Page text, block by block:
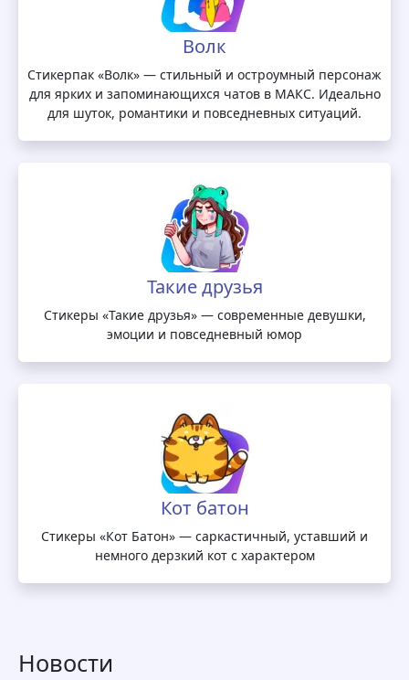
Волк
Стикерпак «Волк» — стильный и остроумный персонаж
для ярких и запоминающихся чатов в МАКС. Идеально
для шуток, романтики и повседневных ситуаций.
Такие друзья
Стикеры «Такие друзья» — современные девушки,
эмоции и повседневный юмор
Кот батон
Стикеры «Кот Батон» — саркастичный, уставший и
немного дерзкий кот с характером
Новости